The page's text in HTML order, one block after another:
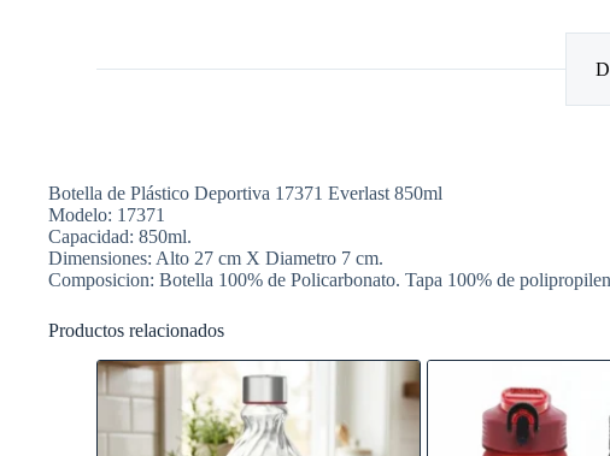
Botella de Plástico Deportiva 17371 Everlast 850ml
Modelo: 17371
Capacidad: 850ml.
Dimensiones: Alto 27 cm X Diametro 7 cm.
Composicion: Botella 100% de Policarbonato. Tapa 100% de
Productos relacionados